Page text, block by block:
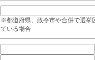
※都道府県、政令市や合併で選挙
ている場合